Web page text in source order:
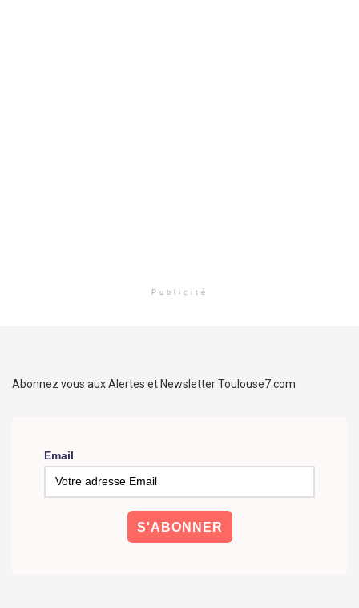
Publicité
Abonnez vous aux Alertes et Newsletter Toulouse7.com
Email